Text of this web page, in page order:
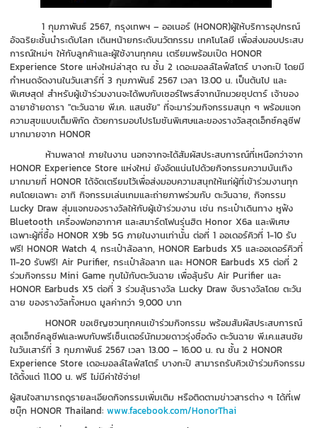
1กุมภาพันธ์2567,กรุงเทพฯ – ออเนอร์(HONOR)ผู้ให้บริการอุปกรณ์
อัจฉริยะชั้นนำระดับโลกเดินหน้ายกระดับนวัตกรรม เทคโนโลยี เพื่อส่งมอบประสบ
การณ์ใหม่ๆ ให้กับลูกค้าและผู้ใช้งานทุกคน เตรียมพร้อมเปิดHONOR
Experience Store แห่งใหม่ล่าสุด ณ ชั้น2เดอะมอลล์ไลฟ์สโตร์ บางกะปิโดยมี
กำหนดจัดงานในวันเสาร์ที่3กุมภาพันธ์2567เวลา13.00น. เป็นต้นไป และ
พิเศษสุด!สำหรับผู้เข้าร่วมงานจะได้พบกับเซอร์ไพรส์จากนักมวยซุปตาร์ เจ้าของ
ฉายาซ้ายดารา "ตะวันฉาย พี.เค. แสนชัย" ที่จะมาร่วมกิจกรรมสนุก ๆ พร้อมแจก
ความสุขแบบเต็มพิกัด ด้วยการมอบโปรโมชันพิเศษและของรางวัลสุดเอ็กซ์คลูซีฟ
มากมายจากHONOR
ห้ามพลาด!ภายในงาน นอกจากจะได้สัมผัสประสบการณ์ที่เหนือกว่าจาก
HONOR Experience Storeแห่งใหม่ ยังอัดแน่นไปด้วยกิจกรรมความบันเทิง
มากมายที่HONOR ได้จัดเตรียมไว้เพื่อส่งมอบความสนุกให้แก่ผู้ที่เข้าร่วมงานทุก
คนโดยเฉพาะ อาทิ กิจกรรมเล่นเกมและถ่ายภาพร่วมกับ ตะวันฉาย, กิจกรรม
Lucky Drawสุ่มแจกของรางวัลให้กับผู้เข้าร่วมงาน เช่น กระเป๋าเดินทาง หูฟัง
Bluetoothเครื่องฟอกอากาศ และสมาร์ตโฟนรุ่นฮิตHonor X6aและพิเศษ
เฉพาะผู้ที่ซื้อHONOR X9b5Gภายในงานเท่านั้น ต่อที่1ออเดอร์คิวที่1-10รับ
ฟรี!HONOR Watch 4,กระเป๋าล้อลาก, HONOR Earbuds X5และออเดอร์คิวที่
11-20รับฟรี!Air Purifier,กระเป๋าล้อลาก และHONOR Earbuds X5ต่อที่2
ร่วมกิจกรรมMini Gameทุบไม้กับตะวันฉาย เพื่อลุ้นรับAir Purifierและ
HONOR Earbuds X5ต่อที่3ร่วมลุ้นรางวัลLucky Drawจับรางวัลโดย ตะวัน
ฉาย ของรางวัลทั้งหมด มูลค่ากว่า9,000บาท
HONORขอเชิญชวนทุกคนเข้าร่วมกิจกรรม พร้อมสัมผัสประสบการณ์
สุดเอ็กซ์คลูซีฟและพบกับพรีเซ็นเตอร์นักมวยดาวรุ่งชื่อดัง ตะวันฉาย พี.เค.แสนชัย
ในวันเสาร์ที่3กุมภาพันธ์2567เวลา13.00–16.00น. ณ ชั้น 2HONOR
Experience Storeเดอะมอลล์ไลฟ์สโตร์ บางกะปิสามารถรับคิวเข้าร่วมกิจกรรม
ได้ตั้งแต่11.00น.ฟรี ไม่มีค่าใช้จ่าย!
ผู้สนใจสามารถดูรายละเอียดกิจกรรมเพิ่มเติม หรือติดตามข่าวสารต่าง ๆ ได้ที่เฟ
ซบุ๊กHONOR Thailand:www.facebook.com/HonorThai